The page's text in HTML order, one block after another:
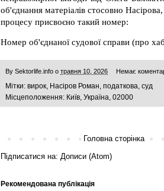
об'єднання матеріалів стосовно
процесу присвоєно такий номер:
Номер об'єднаної судової справи (про
By Sektorlife.info о травня 10, 2026 Немає
Мітки: вирок, Насіров Роман, податкова, суд
Місцеположення: Київ, Україна, 02000
Головна сторінка
Підписатися на: Дописи (Atom)
Рекомендована публікація